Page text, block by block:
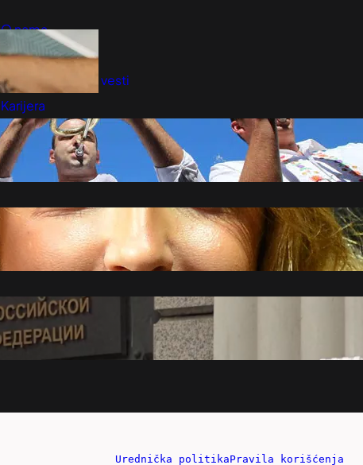
O nama
Predloži Vest
Pretplatite se na vesti
Karijera
Marketing
Kontakt
Urednička politikaPravila korišćenja